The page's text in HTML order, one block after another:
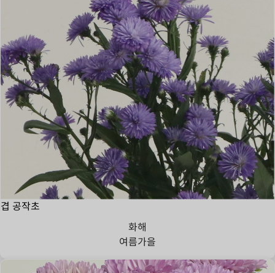
겹 공작초
화해
여름가을